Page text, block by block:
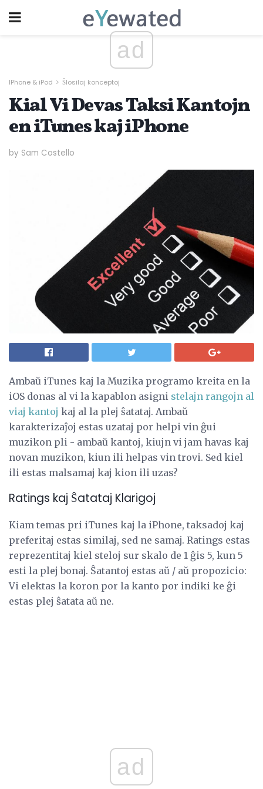
ad
IPhone & iPod Ŝlosilaj konceptoj
Kial Vi Devas Taksi Kantojn
en iTunes kaj iPhone
by Sam Costello
Ambaŭ iTunes kaj la Muzika programo kreita en la
iOS donas al vi la kapablon asigni stelajn rangojn al
viaj kantoj kaj al la plej ŝatataj. Ambaŭ
karakterizaĵoj estas uzataj por helpi vin ĝui
muzikon pli - ambaŭ kantoj, kiujn vi jam havas kaj
novan muzikon, kiun ili helpas vin trovi. Sed kiel
ili estas malsamaj kaj kion ili uzas?
Ratings kaj Ŝatataj Klarigoj
Kiam temas pri iTunes kaj la iPhone, taksadoj kaj
preferitaj estas similaj, sed ne samaj. Ratings estas
reprezentitaj kiel steloj sur skalo de 1 ĝis 5, kun 5
esti la plej bonaj. Ŝatantoj estas aŭ / aŭ propozicio:
Vi elektas la koron por la kanto por indiki ke ĝi
estas plej ŝatata aŭ ne.
ad